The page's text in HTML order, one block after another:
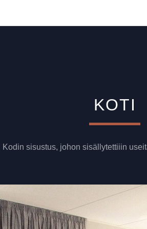
KOTI
Kodin sisustus, johon sisällytettiiin